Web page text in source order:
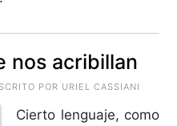
nos acribillan
POR URIEL CASSIANI
Cierto lenguaje, como